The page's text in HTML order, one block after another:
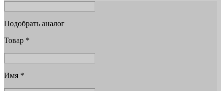
Подобрать аналог
Товар *
Имя *